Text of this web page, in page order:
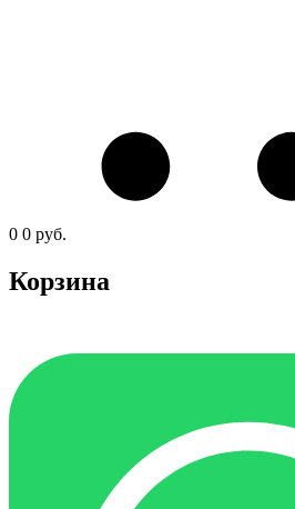
0 0 руб.
Корзина